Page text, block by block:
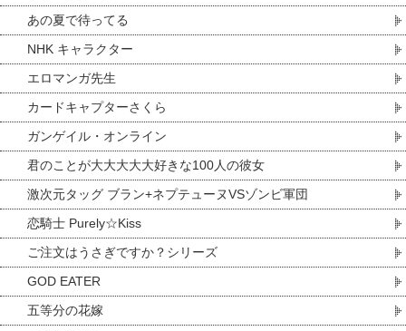
あの夏で待ってる
NHK キャラクター
エロマンガ先生
カードキャプターさくら
ガンゲイル・オンライン
君のことが大大大大大好きな100人の彼女
激次元タッグ ブラン+ネプテューヌVSゾンビ軍団
恋騎士 Purely☆Kiss
ご注文はうさぎですか？シリーズ
GOD EATER
五等分の花嫁